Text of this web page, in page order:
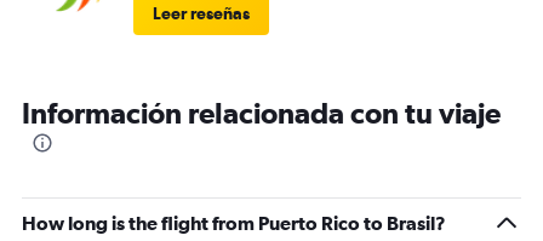
Leer reseñas
Información relacionada con tu viaje
How long is the flight from Puerto Rico to Brasil?